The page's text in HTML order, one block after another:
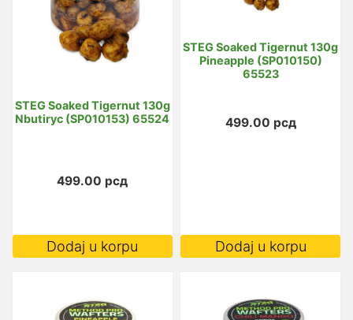
STEG Soaked Tigernut 130g
Nbutiryc (SP010153) 65524
499.00 рсд
Dodaj u korpu
STEG Soaked Tigernut 130g
Pineapple (SP010150)
65523
499.00 рсд
Dodaj u korpu